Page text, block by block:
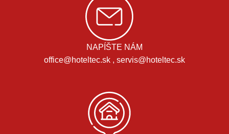
NAPÍŠTE NÁM
office@hoteltec.sk , servis@hoteltec.sk